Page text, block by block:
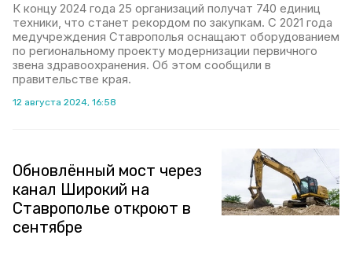
К концу 2024 года 25 организаций получат 740 единиц
техники, что станет рекордом по закупкам. С 2021 года
медучреждения Ставрополья оснащают оборудованием
по региональному проекту модернизации первичного
звена здравоохранения. Об этом сообщили в
правительстве края.
12 августа 2024, 16:58
Обновлённый мост через
канал Широкий на
Ставрополье откроют в
сентябре